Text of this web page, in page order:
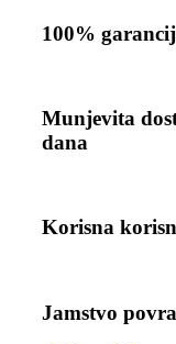
100%
Munjevita
dana
Korisna
Jamstvo